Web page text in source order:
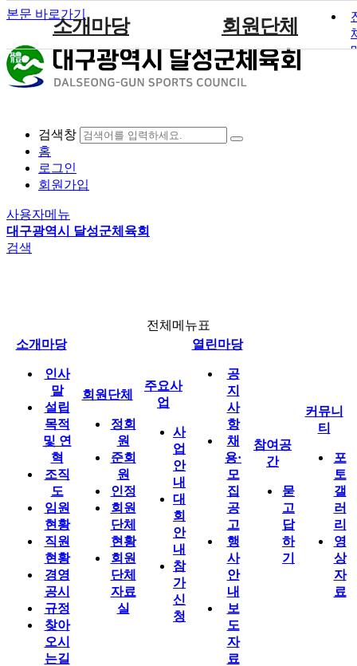
본문 바로가기
검색창
홈
로그인
회원가입
사용자메뉴
대구광역시 달성군체육회
검색
소개마당
인사말
설립목적 및 연혁
임원현황
직원현황
경영공시
규정
회원단체
정회원
준회원
회원단체 현황
주요사업
사업안내
대회안내
열린마당
공지사항
채용·모집공고
보도자료
묻고답하기
포토갤러리
영상자료
전체메뉴표
소개마당
인사
말
설립
목적
및 연
혁
조직
도
임원
현황
직원
현황
경영
공시
규정
찾아
오시
는길
회원단체
정회
원
준회
원
인정
회원
단체
현황
회원
단체
자료
실
주요사
업
사
업
안
내
대
회
안
내
참
가
신
청
열린마당
공
지
사
항
채
용·
모
집
공
고
행
사
안
내
보
도
자
료
참여공
간
묻
고
답
하
기
커뮤니
티
포
토
갤
러
리
영
상
자
료